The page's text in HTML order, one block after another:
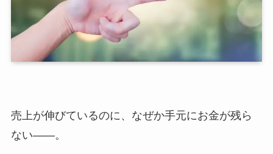
売上が伸びているのに、なぜか手元にお金が残ら
ない――。